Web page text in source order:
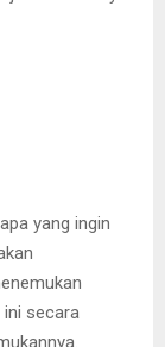
yang ingin
ini secara